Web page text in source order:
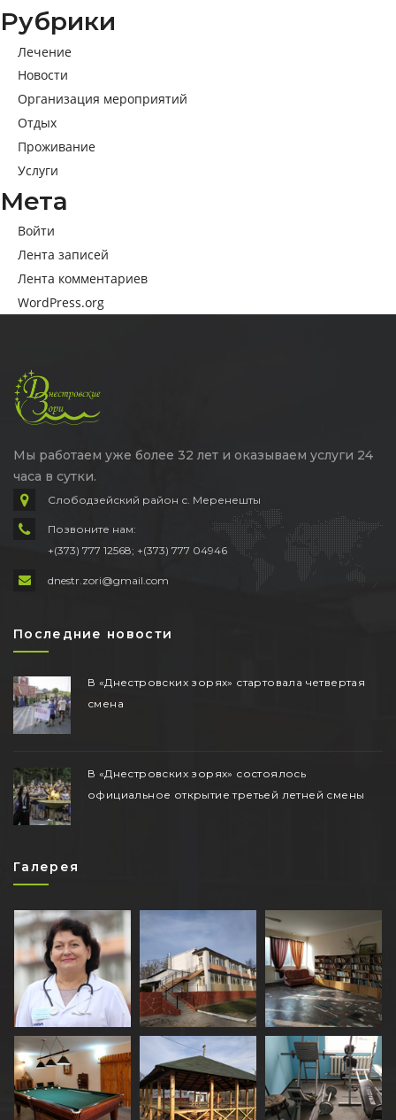
Рубрики
Лечение
Новости
Организация мероприятий
Отдых
Проживание
Услуги
Мета
Войти
Лента записей
Лента комментариев
WordPress.org
Мы работаем уже более 32 лет и оказываем услуги 24
часа в сутки.
Слободзейский район с. Меренешты
Позвоните нам:
+(373) 777 12568; +(373) 777 04946
dnestr.zori@gmail.com
Последние новости
В «Днестровских зорях» стартовала четвертая
смена
В «Днестровских зорях» состоялось
официальное открытие третьей летней смены
Галерея